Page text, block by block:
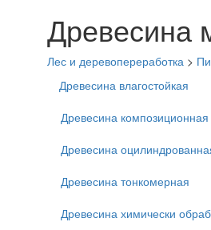
Древесина
Лес и деревопереработка >
Древесина влагостойкая
Древесина композиционная
Древесина
Древесина тонкомерная
Древесина химически